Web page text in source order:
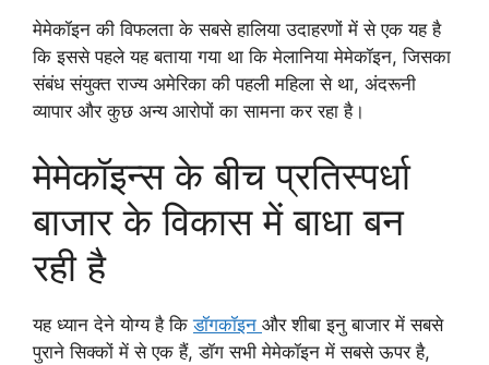
मेमेकॉइन की विफलता के सबसे हालिया उदाहरणों में से एक यह है
कि इससे पहले यह बताया गया था कि मेलानिया मेमेकॉइन, जिसका
संबंध संयुक्त राज्य अमेरिका की पहली महिला से था, अंदरूनी
व्यापार और कुछ अन्य आरोपों का सामना कर रहा है।
मेमेकॉइन्स के बीच प्रतिस्पर्धा
बाजार के विकास में बाधा बन
रही है
यह ध्यान देने योग्य है किडॉगकॉइन और शीबा इनु बाजार में सबसे
पुराने सिक्कों में से एक हैं, डॉग सभी मेमेकॉइन में सबसे ऊपर है,